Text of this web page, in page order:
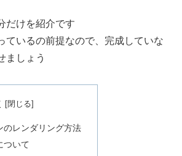
だけを紹介です
ているの前提なので、完成していな
ましょう
のレンダリング方法
ついて